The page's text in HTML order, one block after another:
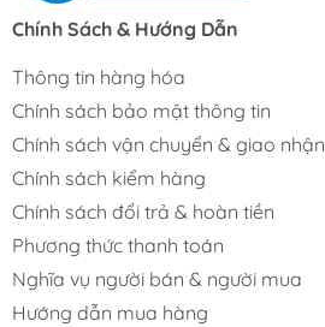
Chính Sách & Hướng Dẫn
Thông tin hàng hóa
Chính sách bảo mật thông tin
Chính sách vận chuyển & giao nhận
Chính sách kiểm hàng
Chính sách đổi trả & hoàn tiền
Phương thức thanh toán
Nghĩa vụ người bán & người mua
Hướng dẫn mua hàng